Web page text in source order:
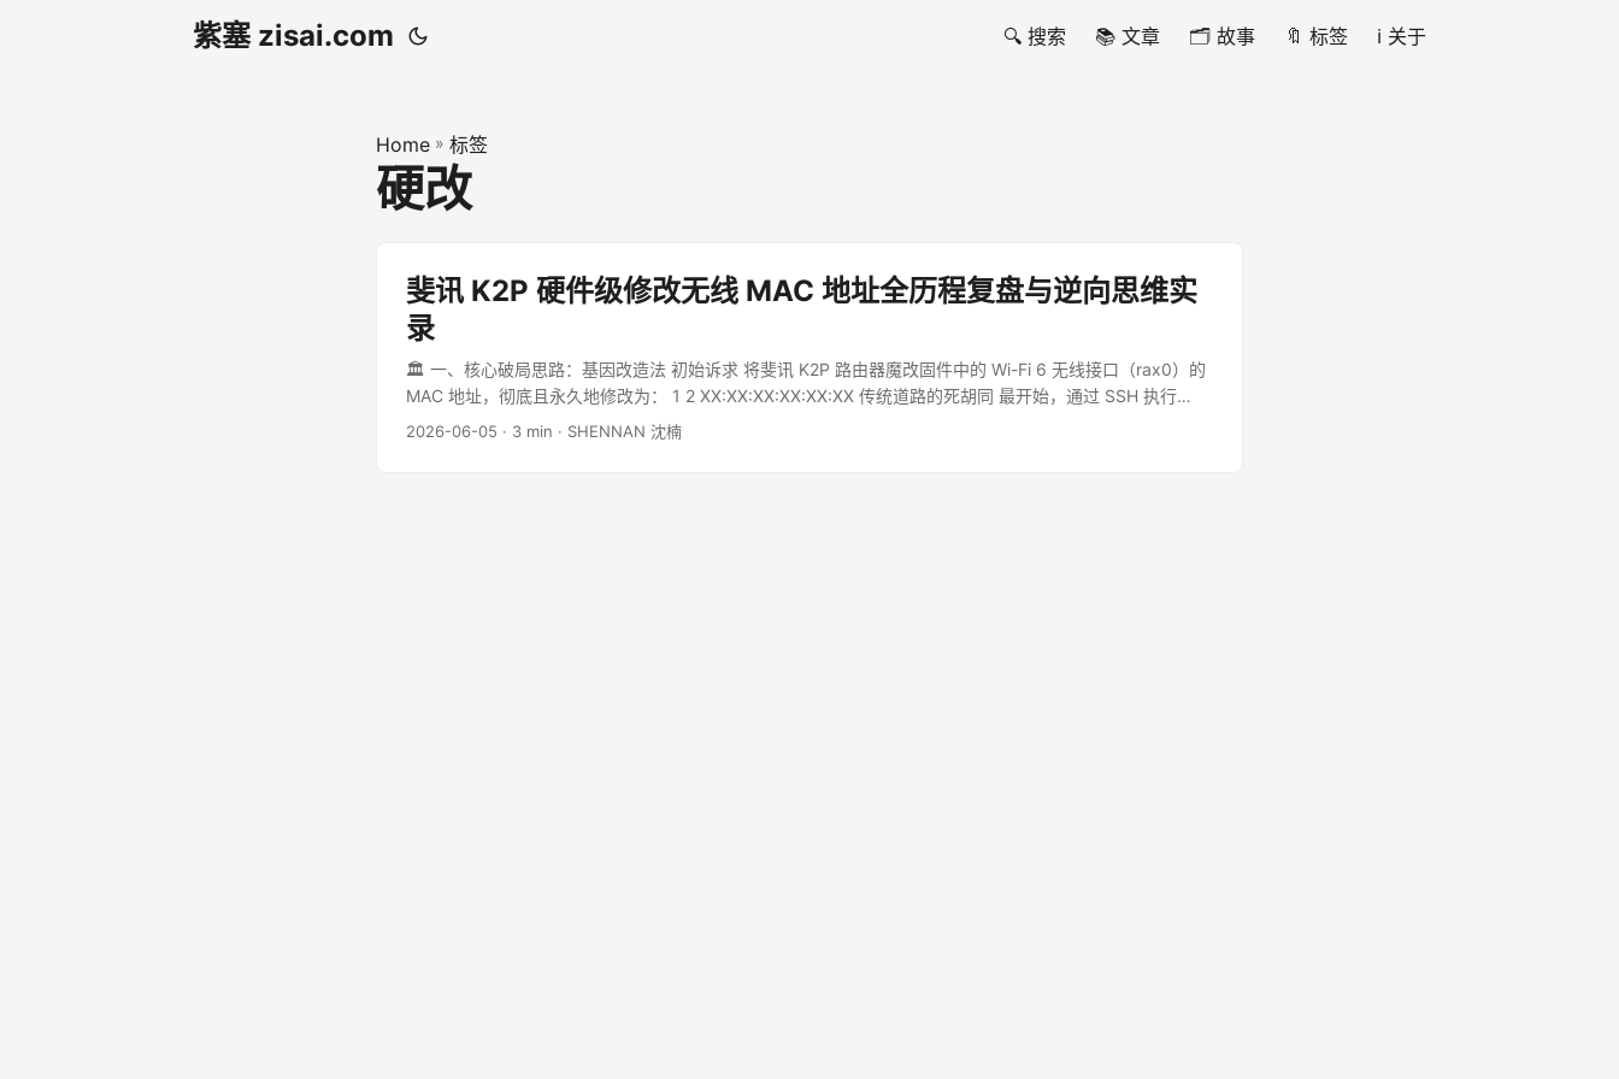
紫塞 zisai.com 🔍 搜索 📚 文章 🗂️ 故事 🔖 标签 ℹ️ 关于
Home » 标签
硬改
斐讯 K2P 硬件级修改无线 MAC 地址全历程复盘与逆向思维实
录
🏛️ 一、核心破局思路：基因改造法 初始诉求 将斐讯 K2P 路由器魔改固件中的 Wi-Fi 6 无线接口（rax0）的
MAC 地址，彻底且永久地修改为： 1 2 XX:XX:XX:XX:XX:XX 传统道路的死胡同 最开始，通过 SSH 执行
Linux 标准命令： ...
2026-06-05 · 3 min · SHENNAN 沈楠